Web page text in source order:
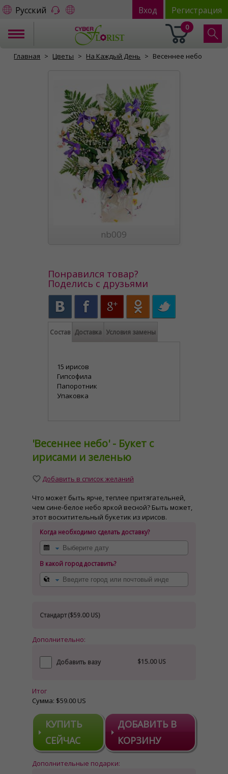
Русский Вход Регистрация
0
Главная Цветы На Каждый День Весеннее небо
nb009
Понравился товар?
Поделись с друзьями
Состав Доставка Условия замены
15 ирисов
Гипсофила
Папоротник
Упаковка
'Весеннее небо' - Букет с
ирисами и зеленью
Добавить в список желаний
Что может быть ярче, теплее притягательней,
чем сине-белое небо яркой весной? Быть может,
этот восхитительный букетик из ирисов.
Когда необходимо сделать доставку?
В какой город доставить?
Стандарт ($59.00 US)
Дополнительно:
Добавить вазу $15.00 US
Итог
Сумма: $59.00 US
КУПИТЬ
СЕЙЧАС
ДОБАВИТЬ В
КОРЗИНУ
Дополнительные подарки: